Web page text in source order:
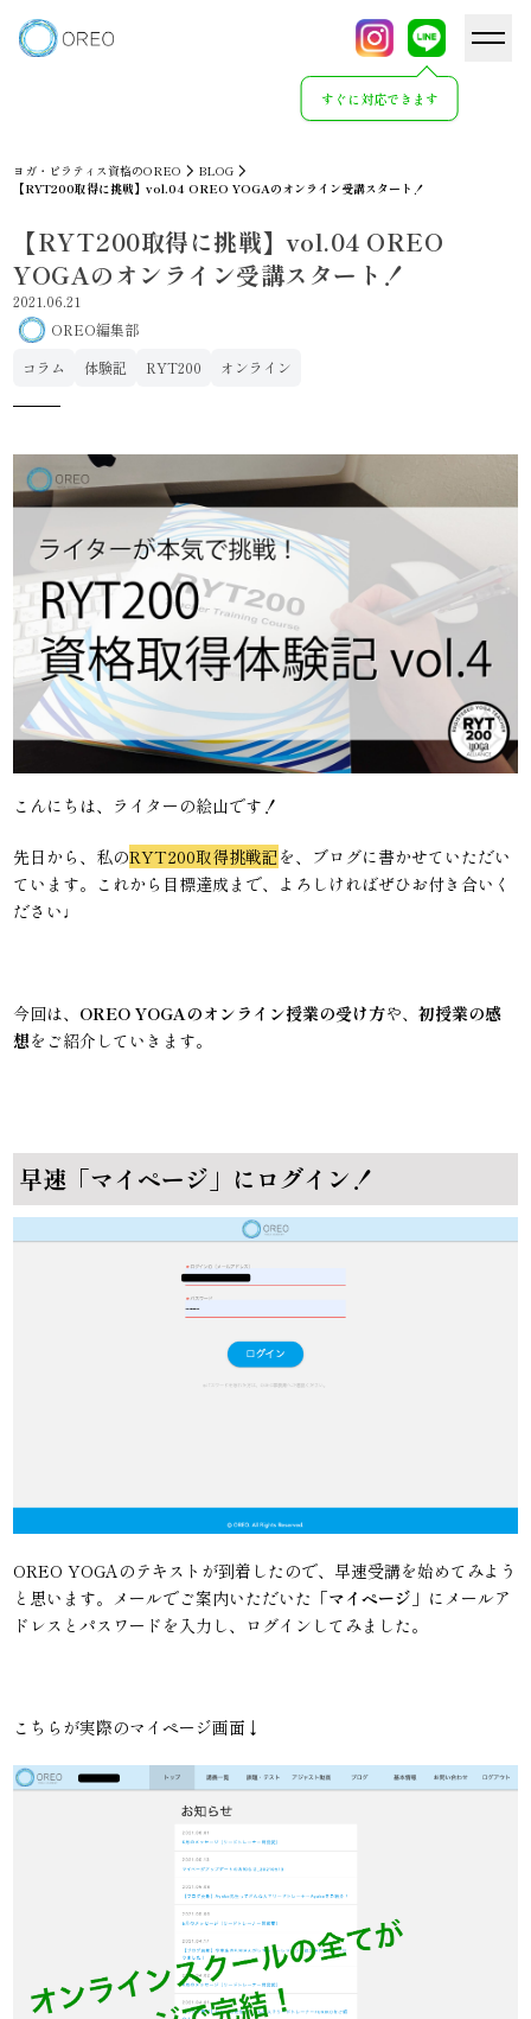
すぐに対応できます
ヨガ・ピラティス資格のOREO
BLOG
【RYT200取得に挑戦】vol.04 OREO YOGAのオンライン受講スタート！
【RYT200取得に挑戦】vol.04 OREO
YOGAのオンライン受講スタート！
2021.06.21
OREO編集部
コラム
体験記 RYT200 オンライン
こんにちは、ライターの絵山です！
先日から、私のRYT200取得挑戦記を、ブログに書かせていただい
ています。これから目標達成まで、よろしければぜひお付き合いく
ださい♩
今回は、 OREO YOGAのオンライン授業の受け方や、初授業の感
想をご紹介していきます。
早速「マイページ」にログイン！
OREO YOGAのテキストが到着したので、早速受講を始めてみよう
と思います。メールでご案内いただいた「マイページ 」にメールア
ドレスとパスワードを入力し、ログインしてみました。
こちらが実際のマイページ画面↓